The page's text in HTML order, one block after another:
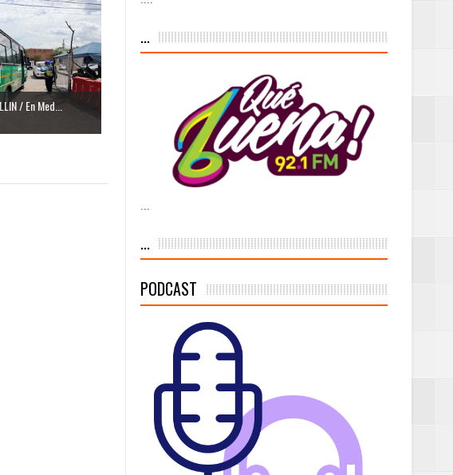
frente al riesgo volcánico
a tres Alertas Tempranas con
lavado en la vía pública y
alcanzó el 94 % de la meta de
/ En Med...
...
...
PODCAST